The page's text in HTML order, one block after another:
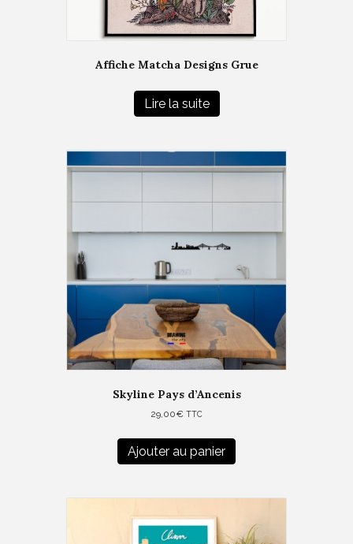
Affiche Matcha Designs Grue
Lire la suite
Skyline Pays d’Ancenis
29,00€ TTC
Ajouter au panier